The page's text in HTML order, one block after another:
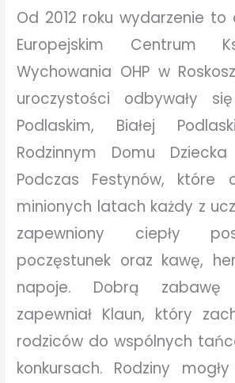
Od 2012 roku wydarzenie
Europejskim Centrum
Wychowania OHP w
uroczystości odbywały
Podlaskim, Białej
Rodzinnym Domu
Podczas Festynów, które
minionych latach każdy z
zapewniony ciepły
poczęstunek oraz kawę,
napoje. Dobrą
zapewniał Klaun, który
rodziców do wspólnych
konkursach. Rodziny